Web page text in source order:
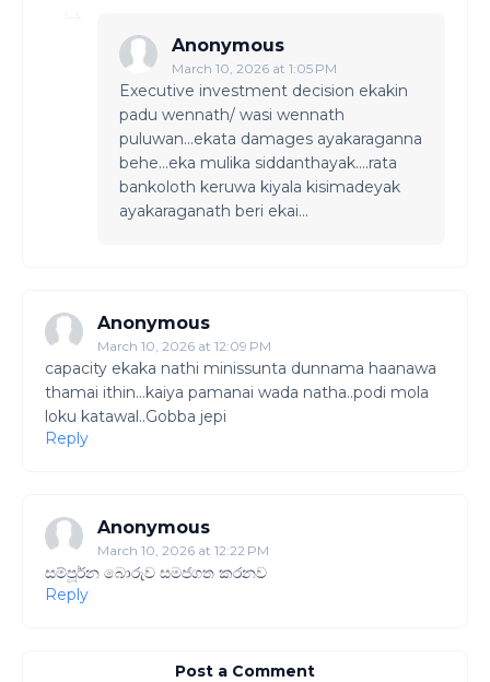
Anonymous
March 10, 2026 at 1:05 PM
Executive investment decision ekakin
padu wennath/ wasi wennath
puluwan...ekata damages ayakaraganna
behe...eka mulika siddanthayak....rata
bankoloth keruwa kiyala kisimadeyak
ayakaraganath beri ekai...
Anonymous
March 10, 2026 at 12:09 PM
capacity ekaka nathi minissunta dunnama haanawa
thamai ithin...kaiya pamanai wada natha..podi mola
loku katawal..Gobba jepi
Reply
Anonymous
March 10, 2026 at 12:22 PM
සම්පූර්න බොරුව සමජගත කරනව
Reply
Post a Comment